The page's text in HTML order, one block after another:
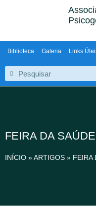
Biblioteca Galeria Links
FEIRA DA
INÍCIO »ARTIGOS » FEIRA